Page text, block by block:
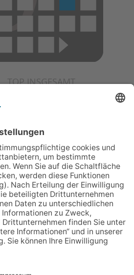
TOP INSGESAMT
Junge Musiker erringen Sieg
beim Mendelssohn-
Wettbewerb
Partnerschaftsverein
Kronberg-Aberystwyth feiert
30-Jähriges
GEWINNSPIEL
„Die Globale Märchenstraße“:
Workshopreihe in der
Stadtbücherei